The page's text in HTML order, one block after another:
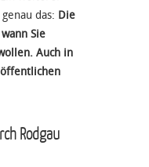
das: Die
Sie
Auch in
Rodgau